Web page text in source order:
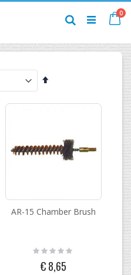
0
Zoek
Van
AR-15 Chamber Brush
Rating:
0%
€ 8,65